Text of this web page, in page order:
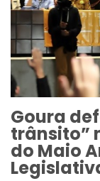
Goura
trânsito”
do Maio